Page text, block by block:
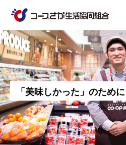
「 美味 しかった 」 のために